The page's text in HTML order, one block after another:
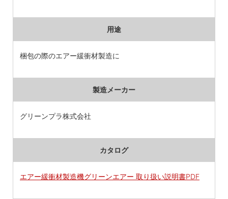
用途
梱包の際のエアー緩衝材製造に
製造メーカー
グリーンプラ株式会社
カタログ
エアー緩衝材製造機グリーンエアー 取り扱い説明書PDF